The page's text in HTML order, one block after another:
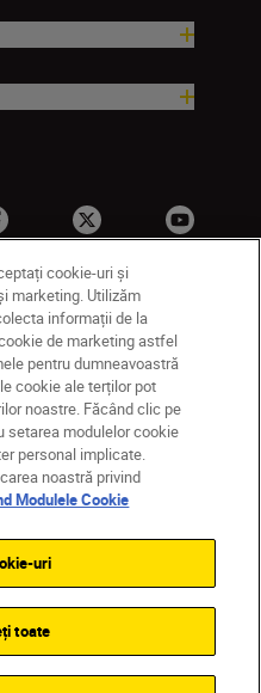
Setări cookie
Back to top
cookie-uri și
marketing. Utilizăm
informații de la
de marketing astfel
pentru dumneavoastră
cookie ale terților pot
noastre. Făcând clic pe
setarea modulelor cookie
personal implicate.
noastră privind
Modulele Cookie
uri
toate